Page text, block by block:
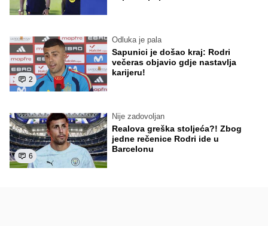
2
Odluka je pala
Sapunici je došao kraj: Rodri
večeras objavio gdje nastavlja
karijeru!
6
Nije zadovoljan
Realova greška stoljeća?! Zbog
jedne rečenice Rodri ide u
Barcelonu